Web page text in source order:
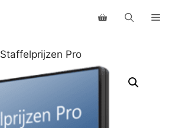
Staffelprijzen Pro